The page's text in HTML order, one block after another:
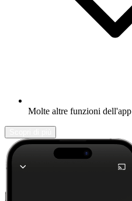
Molte altre funzioni dell'app